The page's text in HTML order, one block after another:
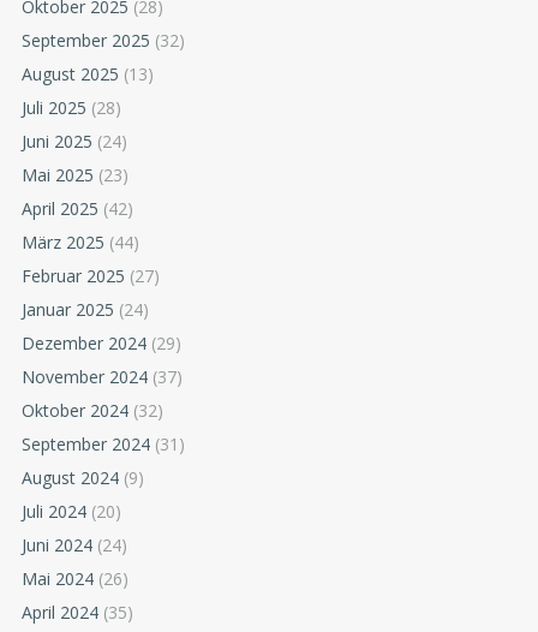
Oktober 2025 (28)
September 2025 (32)
August 2025 (13)
Juli 2025 (28)
Juni 2025 (24)
Mai 2025 (23)
April 2025 (42)
März 2025 (44)
Februar 2025 (27)
Januar 2025 (24)
Dezember 2024 (29)
November 2024 (37)
Oktober 2024 (32)
September 2024 (31)
August 2024 (9)
Juli 2024 (20)
Juni 2024 (24)
Mai 2024 (26)
April 2024 (35)